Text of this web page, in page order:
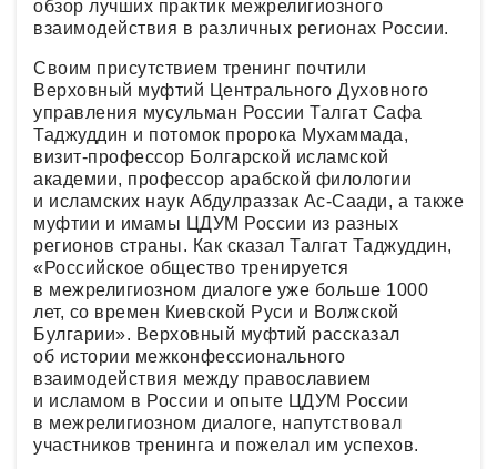
обзор лучших практик межрелигиозного
взаимодействия в различных регионах России.
Своим присутствием тренинг почтили
Верховный муфтий Центрального Духовного
управления мусульман России Талгат Сафа
Таджуддин и потомок пророка Мухаммада,
визит-профессор Болгарской исламской
академии, профессор арабской филологии
и исламских наук Абдулраззак Ас-Саади, а также
муфтии и имамы ЦДУМ России из разных
регионов страны. Как сказал Талгат Таджуддин,
«Российское общество тренируется
в межрелигиозном диалоге уже больше 1000
лет, со времен Киевской Руси и Волжской
Булгарии». Верховный муфтий рассказал
об истории межконфессионального
взаимодействия между православием
и исламом в России и опыте ЦДУМ России
в межрелигиозном диалоге, напутствовал
участников тренинга и пожелал им успехов.